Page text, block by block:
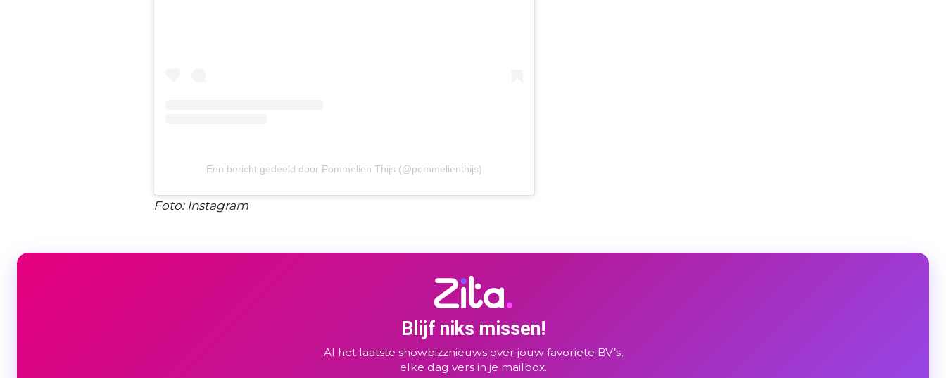
Een bericht gedeeld door Pommelien Thijs (@pommelienthijs)
Foto: Instagram
Blijf niks missen!
Al het laatste showbizznieuws over jouw favoriete BV’s,
elke dag vers in je mailbox.